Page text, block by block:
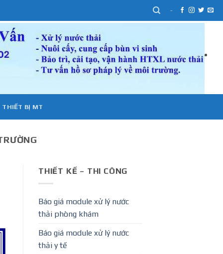
-
THIẾT BỊ MT
THIẾT KẾ – THI CÔNG
Báo giá module xử lý nước
thải phòng khám
Báo giá module xử lý nước
thải y tế